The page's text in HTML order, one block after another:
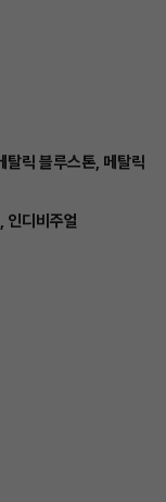
탈릭 블루스톤, 메탈릭
인디비주얼